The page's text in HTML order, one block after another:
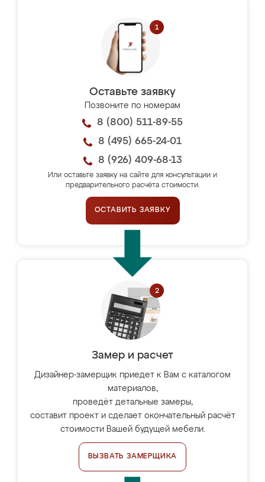
Оставьте заявку
Позвоните по номерам
8 (800) 511-89-55
8 (495) 665-24-01
8 (926) 409-68-13
Или оставьте заявку на сайте для консультации и
предварительного расчёта стоимости.
ОСТАВИТЬ ЗАЯВКУ
Замер и расчет
Дизайнер-замерщик приедет к Вам с каталогом
материалов,
проведёт детальные замеры,
составит проект и сделает окончательный расчёт
стоимости Вашей будущей мебели.
ВЫЗВАТЬ ЗАМЕРЩИКА